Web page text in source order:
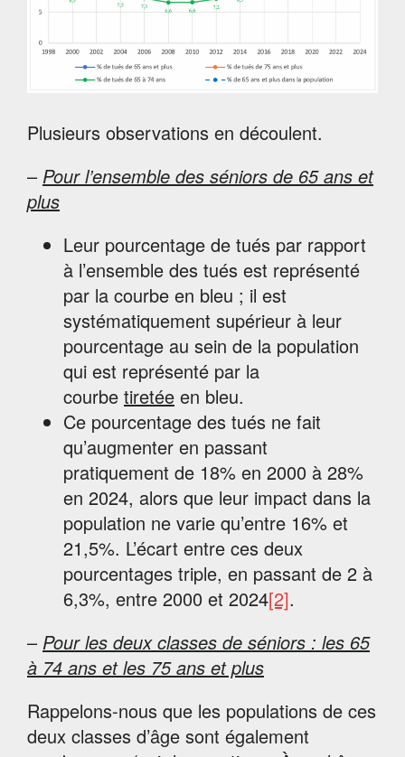
Plusieurs observations en découlent.
– Pour l’ensemble des séniors de 65 ans et
plus
Leur pourcentage de tués par rapport
à l’ensemble des tués est représenté
par la courbe en bleu ; il est
systématiquement supérieur à leur
pourcentage au sein de la population
qui est représenté par la
courbe tiretée en bleu.
Ce pourcentage des tués ne fait
qu’augmenter en passant
pratiquement de 18% en 2000 à 28%
en 2024, alors que leur impact dans la
population ne varie qu’entre 16% et
21,5%. L’écart entre ces deux
pourcentages triple, en passant de 2 à
6,3%, entre 2000 et 2024[2].
– Pour les deux classes de séniors : les 65
à 74 ans et les 75 ans et plus
Rappelons-nous que les populations de ces
deux classes d’âge sont également